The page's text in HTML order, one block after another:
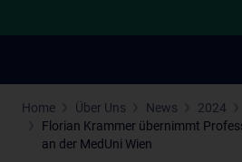
Home Über Uns News 2024
Florian Krammer übernimmt
an der MedUni Wien